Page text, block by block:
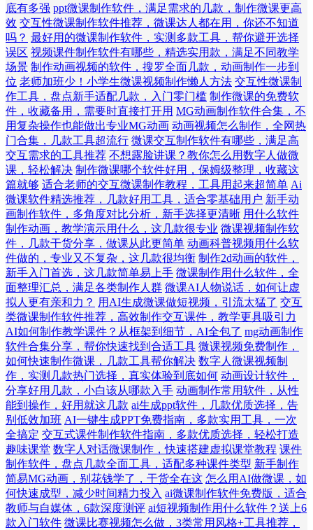
底有多强 ppt微课制作软件，满足需求的几款，制作微课更高
效 交互性微课制作软件推荐，微课达人都在用，你还不知道
吗？ 最好用的微课制作软件，实测多款工具，帮你避开选择
误区 视频课件制作软件有哪些，精选实用款，满足不同教学
场景 制作动画视频的软件，搜罗全面几款，动画制作一步到
位 老师加班少！小学生微课视频制作懒人方法 交互性微课制
作工具，盘点新手适配几款，入门零门槛 制作微课的免费软
件，收藏备用，需要时直接打开用 MG动画制作软件合集，不
用复杂操作也能做出专业MG动画 动画视频怎么制作，全网热
门合集，几款工具超流行 微课交互制作软件有哪些，满足高
交互需求的工具推荐 不想露脸讲课？教你怎么用数字人做微
课，轻松解决 制作微课哪个软件好用，保姆级整理，收藏这
篇就够 适合老师的交互微课制作教程，工具用起来超简单 Ai
微课软件精选推荐，几款好用工具，适合零基础用户 新手动
画制作软件，多角度对比分析，新手选择更清晰 用什么软件
制作动画，教学演示用什么，这几款很专业 微课视频制作软
件，几款干货分享，做课从此更简单 动画科普视频用什么软
件做的，专业又不复杂，这几款很均衡 制作2d动画的软件，
新手入门首选，这几款简单易上手 微课制作用什么软件，全
面整理汇总，满足各类制作人群 微课AI人物说话，如何让虚
拟人更有亲和力？ 用AI生成微课做短视频，引流太猛了 交互
类微课制作软件推荐，高效制作交互课件，教学更具吸引力
AI如何制作教学课件？从框架到细节，AI全包了 mg动画制作
软件合集分享，帮你快速找到合适工具 微课视频免费制作，
如何快速制作微课，几款工具帮你解决 数字人微课视频制
作，实测几款热门选择，真实体验到底如何 动画设计软件，
分享好用几款，小白该从哪款入手 动画制作常用软件，从性
能到操作，好用就这几款 ai生成ppt软件，几款优质选择，告
别低效加班 AI一键生成PPT免费指南，多款实用工具，一次
全搞定 交互式课件制作软件指南，多款优质选择，轻松打造
趣味课堂 数字人对话微课制作，快速搭建虚拟课堂教程 课件
制作软件，盘点几款全面工具，适配多种课件类型 新手制作
简易MG动画，别花钱学了，干货全在这 怎么用AI做微课，如
何快速成型，减少时间精力投入 ai微课制作软件免费版，适合
教师与自媒体，6款深度测评 ai短视频制作用什么软件？送上6
款入门软件 微课比赛视频怎么做，3类常用风格+工具推荐，